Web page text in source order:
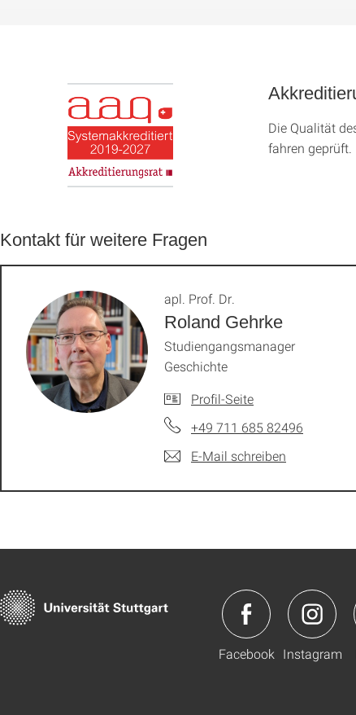
Die Qualität
fahren geprüft.
Kontakt für weitere Fragen
Roland Gehrke
apl. Prof. Dr.
Studiengangsmanager
Geschichte
Profil-Seite
+49 711 685 82496
E-Mail schreiben
Facebook Instagram